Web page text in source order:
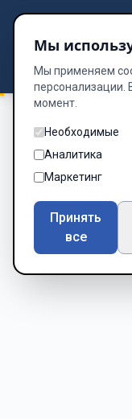
Dzen
Мы
Мы применяем
персонализации.
момент.
Необходимые
Аналитика
Маркетинг
Принять
все